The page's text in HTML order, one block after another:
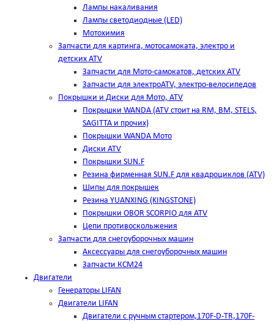
Лампы накаливания
Лампы светодиодные (LED)
Мотохимия
Запчасти для картинга, мотосамоката, электро и
детских ATV
Запчасти для Мото-самокатов, детских ATV
Запчасти для электроATV, электро-велосипедов
Покрышки и Диски для Мото, ATV
Покрышки WANDA (АТV стоит на RM, BM, STELS,
SAGITTA и прочих)
Покрышки WANDA Мото
Диски ATV
Покрышки SUN.F
Резина фирменная SUN.F для квадроциклов (АТV)
Шипы для покрышек
Резина YUANXING (KINGSTONE)
Покрышки OBOR SCORPIO для ATV
Цепи противоскольжения
Запчасти для снегоуборочных машин
Аксессуары для снегоуборочных машин
Запчасти КСМ24
Двигатели
Генераторы LIFAN
Двигатели LIFAN
Двигатели с ручным стартером,170F-D-TR,170F-